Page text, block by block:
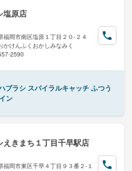
塩原店
福岡市南区塩原１丁目２０-２４
かけんふくおかしみなみく
2590
ブラシ スパイラルキャッチ ふつう
ン
えきまち１丁目千早駅店
福岡市東区千早４丁目９３番２-１